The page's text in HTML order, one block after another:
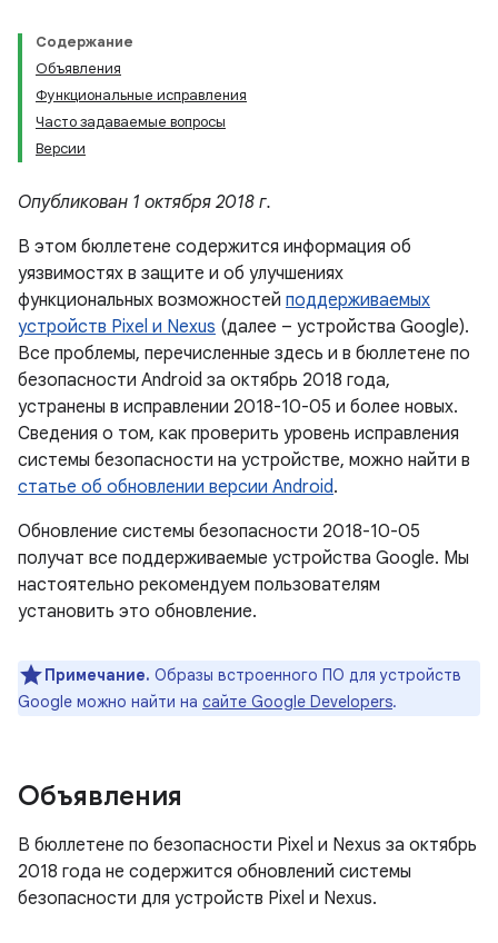
Содержание
Объявления
Функциональные исправления
Часто задаваемые вопросы
Версии
Опубликован 1 октября 2018 г.
В этом бюллетене содержится информация об
уязвимостях в защите и об улучшениях
функциональных возможностей поддерживаемых
устройств Pixel и Nexus (далее – устройства Google).
Все проблемы, перечисленные здесь и в бюллетене по
безопасности Android за октябрь 2018 года,
устранены в исправлении 2018-10-05 и более новых.
Сведения о том, как проверить уровень исправления
системы безопасности на устройстве, можно найти в
статье об обновлении версии Android.
Обновление системы безопасности 2018-10-05
получат все поддерживаемые устройства Google. Мы
настоятельно рекомендуем пользователям
установить это обновление.
Примечание. Образы встроенного ПО для устройств
Google можно найти на сайте Google Developers.
Объявления
В бюллетене по безопасности Pixel и Nexus за октябрь
2018 года не содержится обновлений системы
безопасности для устройств Pixel и Nexus.